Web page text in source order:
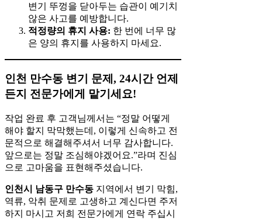
변기 뚜껑을 닫아두는 습관이 예기치
않은 사고를 예방합니다.
적정량의 휴지 사용: 한 번에 너무 많
은 양의 휴지를 사용하지 마세요.
인천 만수동 변기 문제, 24시간 언제
든지 전문가에게 맡기세요!
작업 완료 후 고객님께서는 “정말 어떻게
해야 할지 막막했는데, 이렇게 신속하고 전
문적으로 해결해주셔서 너무 감사합니다.
앞으로는 정말 조심해야겠어요.”라며 진심
으로 고마움을 표현해주셨습니다.
인천시 남동구 만수동 지역에서 변기 막힘,
역류, 악취 문제로 고생하고 계신다면 주저
하지 마시고 저희 전문가에게 연락 주십시